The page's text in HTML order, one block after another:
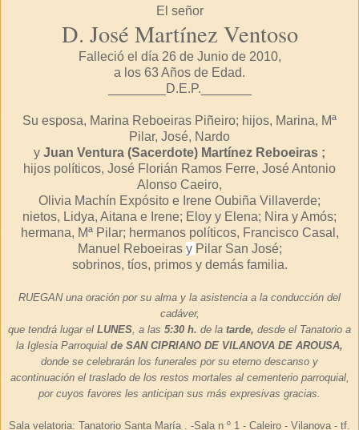
El señor
D. José Martínez Ventoso
Falleció el día 26 de Junio de 2010,
a los 63 Años de Edad.
________D.E.P._______
Su esposa, Marina Reboeiras Piñeiro; hijos, Marina, Mª
Pilar, José, Nardo
y Juan Ventura (Sacerdote) Martínez Reboeiras ;
hijos políticos, José Florián Ramos Ferre, José Antonio
Alonso Caeiro,
Olivia Machín Expósito e Irene Oubiña Villaverde;
nietos, Lidya, Aitana e Irene; Eloy y Elena; Nira yAmós;
hermana, Mª Pilar; hermanos políticos, Francisco Casal,
Manuel Reboeiras y Pilar San José;
sobrinos, tíos, primos y demás familia.
RUEGAN una oración por su alma y la asistencia a la conducción del
cadáver,
que tendrá lugar el LUNES, a las 5:30 h. de la tarde, desde el Tanatorio a
la Iglesia Parroquial de SAN CIPRIANO DE VILANOVA DE AROUSA,
donde se celebrarán los funerales por su eterno descanso y
acontinuación eltraslado de los restos mortales al cementerio parroquial,
por cuyos favores les anticipan sus más expresivas gracias.
Sala velatoria: Tanatorio Santa María . -Sala n º 1 - Caleiro - Vilanova- tf.